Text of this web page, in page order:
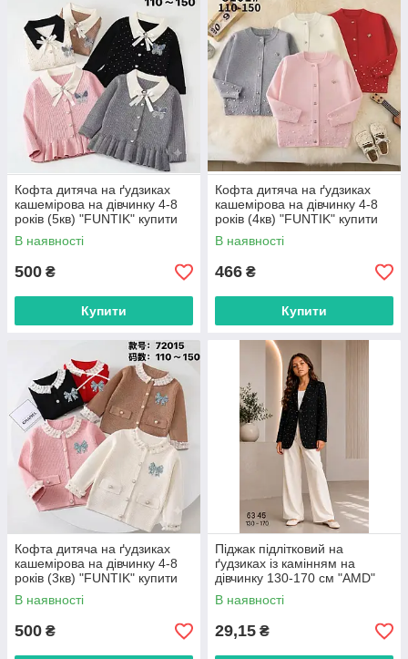
Кофта дитяча на ґудзиках
кашемірова на дівчинку 4-8
років (5кв) "FUNTIK" купити
гуртом в Одесі на 7км
В наявності
500 ₴
Купити
Кофта дитяча на ґудзиках
кашемірова на дівчинку 4-8
років (4кв) "FUNTIK" купити
гуртом в Одесі на 7км
В наявності
466 ₴
Купити
Кофта дитяча на ґудзиках
кашемірова на дівчинку 4-8
років (3кв) "FUNTIK" купити
гуртом в Одесі на 7км
В наявності
500 ₴
Піджак підлітковий на
ґудзиках із камінням на
дівчинку 130-170 см "AMD"
гуртом в Одесі на 7км
В наявності
29,15 ₴